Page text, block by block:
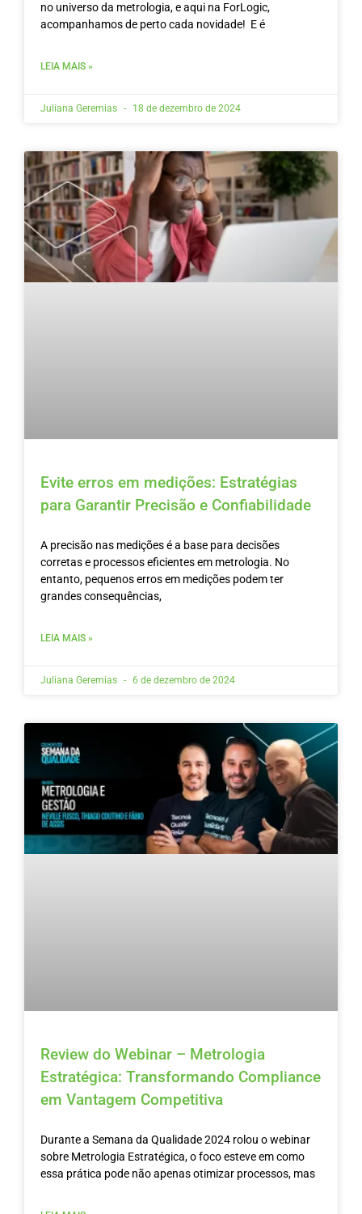
no universo da metrologia, e aqui na ForLogic,
acompanhamos de perto cada novidade! E é
LEIA MAIS »
Juliana Geremias 18 de dezembro de 2024
Evite erros em medições: Estratégias
para Garantir Precisão e Confiabilidade
A precisão nas medições é a base para decisões
corretas e processos eficientes em metrologia. No
entanto, pequenos erros em medições podem ter
grandes consequências,
LEIA MAIS »
Juliana Geremias 6 de dezembro de 2024
Review do Webinar – Metrologia
Estratégica: Transformando Compliance
em Vantagem Competitiva
Durante a Semana da Qualidade 2024 rolou o webinar
sobre Metrologia Estratégica, o foco esteve em como
essa prática pode não apenas otimizar processos, mas